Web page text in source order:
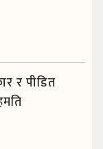
र पीडित